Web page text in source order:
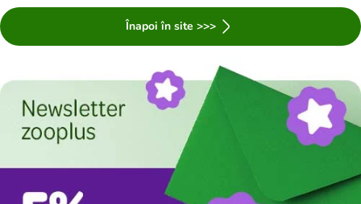
Înapoi în site >>>